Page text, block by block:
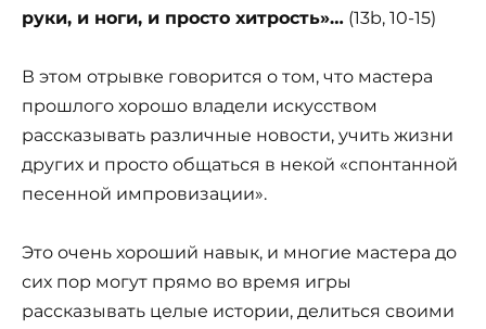
руки, и ноги, и просто хитрость»… (13b, 10-15)
В этом отрывке говорится о том, что мастера
прошлого хорошо владели искусством
рассказывать различные новости, учить жизни
других и просто общаться в некой «спонтанной
песенной импровизации».
Это очень хороший навык, и многие мастера до
сих пор могут прямо во время игры
рассказывать целые истории, делиться своими